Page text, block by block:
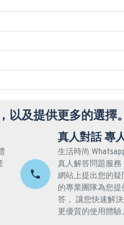
及提供更多的選擇。
真人對話 專
生活時尚
真人解答問題服務
網站上提出您的疑
的專業團隊為您
答， 讓您快速解
更優質的使用體驗。